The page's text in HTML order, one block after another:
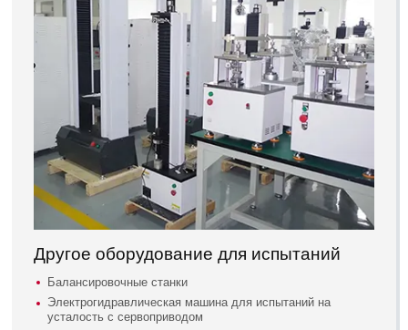
Другое оборудование для испытаний
Балансировочные станки
Электрогидравлическая машина для испытаний на
усталость с сервоприводом